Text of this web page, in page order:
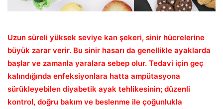
Uzun süreli yüksek seviye kan şekeri, sinir hücrelerine
büyük zarar verir. Bu sinir hasarı da genellikle ayaklarda
başlar ve zamanla yaralara sebep olur. Tedavi için geç
kalındığında enfeksiyonlara hatta ampütasyona
sürükleyebilen diyabetik ayak tehlikesinin; düzenli
kontrol, doğru bakım ve beslenme ile çoğunlukla